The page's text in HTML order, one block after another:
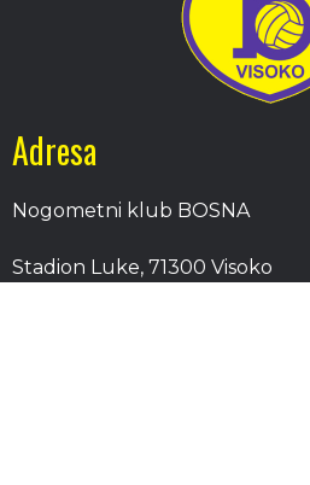
Adresa
Nogometni klub BOSNA
Stadion Luke, 71300 Visoko